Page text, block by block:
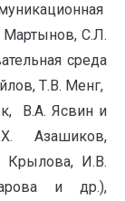
Мартынов, С.Л.
среда
Т.В. Менг,
В.А. Ясвин и
Азашиков,
Крылова, И.В.
и др.),